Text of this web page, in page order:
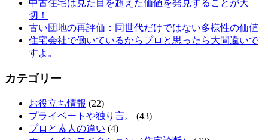
中古住宅は見た目を超えた価値を発見することが大
切！
古い団地の再評価：同世代だけではない多様性の価値
住宅会社で働いているからプロと思ったら大間違いで
すよ。
カテゴリー
お役立ち情報 (22)
プライベートや独り言。
(43)
プロと素人の違い (4)